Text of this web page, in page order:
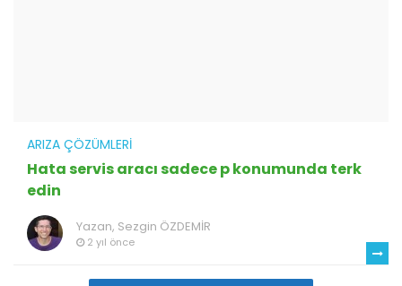
ARIZA ÇÖZÜMLERI
Hata servis aracı sadece p konumunda terk
edin
Yazan, Sezgin ÖZDEMİR
2 yıl önce